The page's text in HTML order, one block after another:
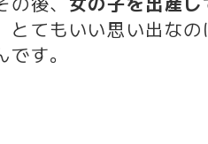
とてもいい思い出なの
す。